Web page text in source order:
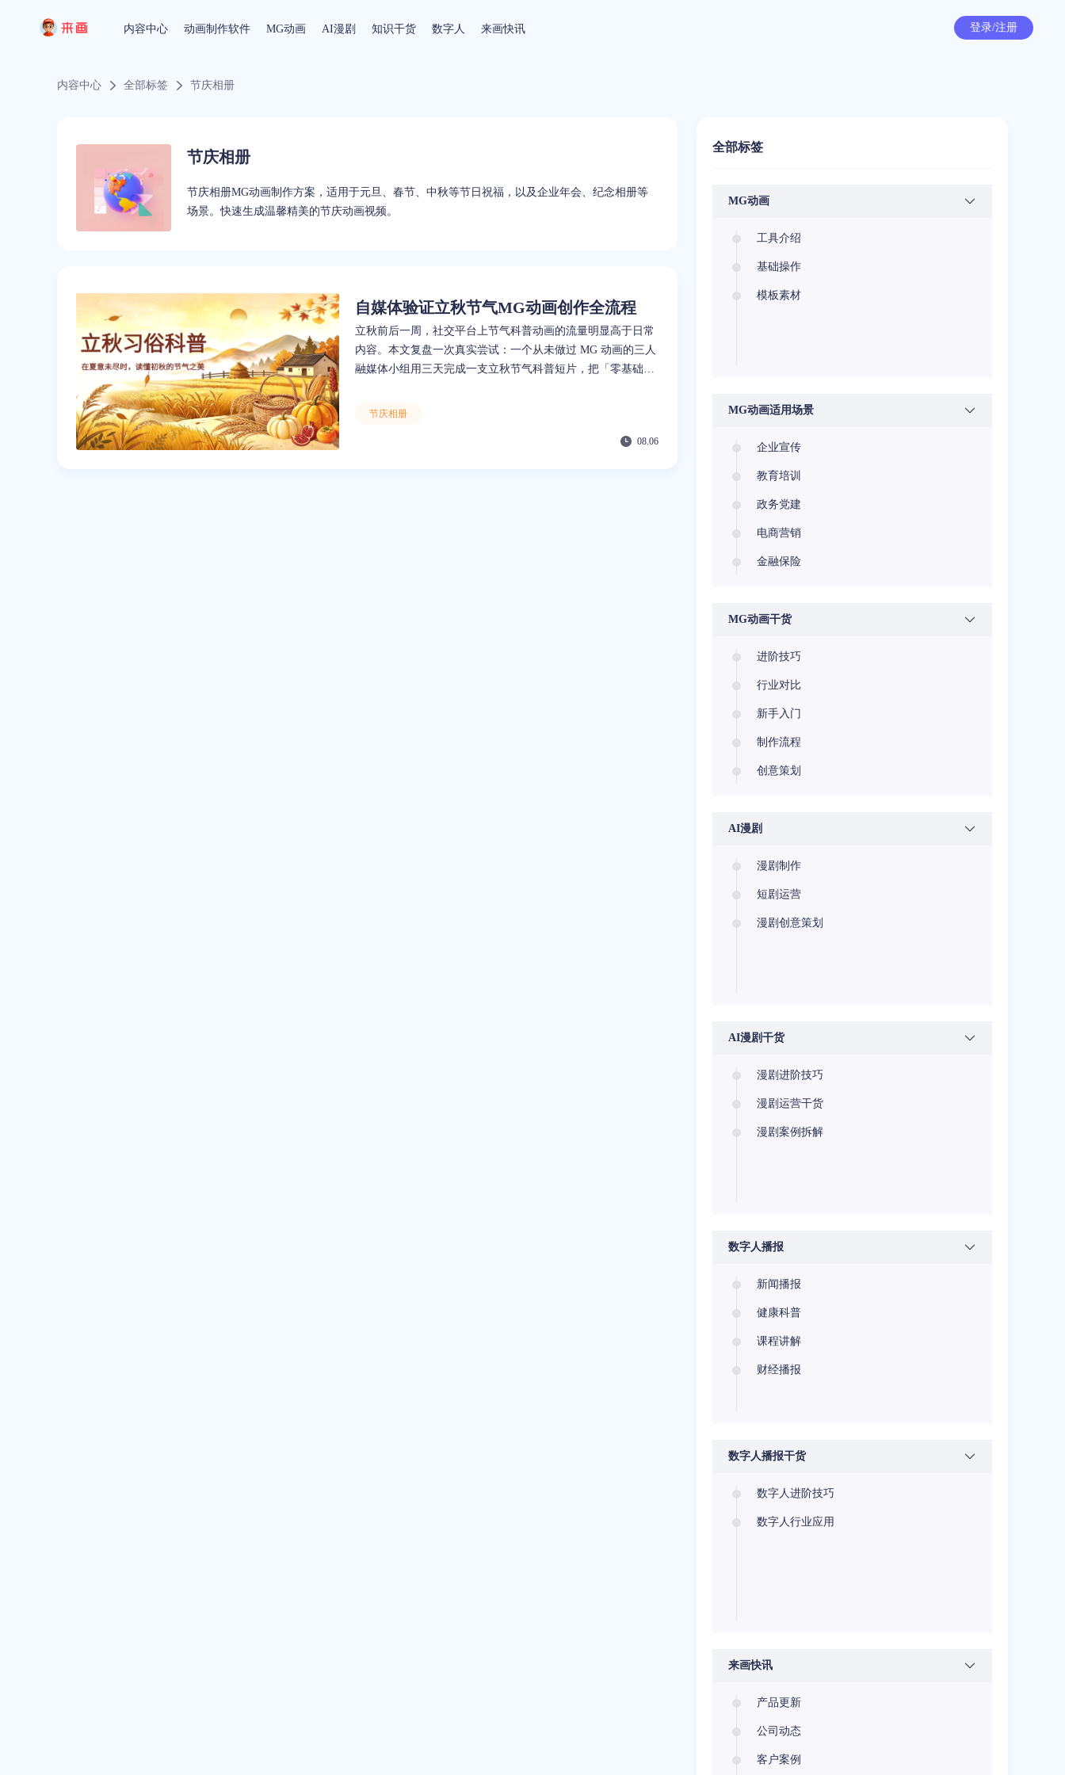
内容中心 动画制作软件 MG动画 AI漫剧 知识干货 数字人 来画快讯 登录/注册
内容中心 全部标签 节庆相册
节庆相册
节庆相册MG动画制作方案，适用于元旦、春节、中秋等节日祝福，以及企业年会、纪念相册等
场景。快速生成温馨精美的节庆动画视频。
自媒体验证立秋节气MG动画创作全流程
立秋前后一周，社交平台上节气科普动画的流量明显高于日常
内容。本文复盘一次真实尝试：一个从未做过 MG 动画的三人
融媒体小组用三天完成一支立秋节气科普短片，把「零基础做
节庆相册
08.06
全部标签
MG动画
工具介绍
基础操作
模板素材
MG动画适用场景
企业宣传
教育培训
政务党建
电商营销
金融保险
安全教育
MG动画干货
进阶技巧
行业对比
新手入门
制作流程
创意策划
AI漫剧
漫剧制作
短剧运营
漫剧创意策划
AI漫剧干货
漫剧进阶技巧
漫剧运营干货
漫剧案例拆解
数字人播报
新闻播报
健康科普
课程讲解
财经播报
数字人播报干货
数字人进阶技巧
数字人行业应用
来画快讯
产品更新
公司动态
客户案例